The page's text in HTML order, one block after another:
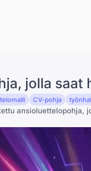
jolla saat
CV-pohja
ansioluettelopohja,